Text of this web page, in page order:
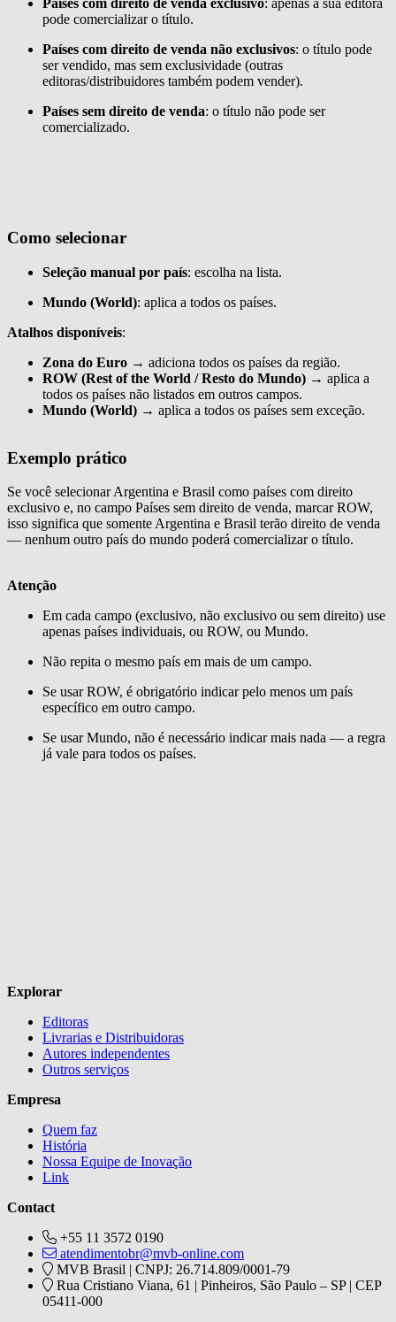
Países com direito de venda exclusivo: apenas a sua editora
pode comercializar o título.
Países com direito de venda não exclusivos: o título pode
ser vendido, mas sem exclusividade (outras
editoras/distribuidores também podem vender).
Países sem direito de venda: o título não pode ser
comercializado.
Como selecionar
Seleção manual por país: escolha na lista.
Mundo (World): aplica a todos os países.
Atalhos disponíveis:
Zona do Euro → adiciona todos os países da região.
ROW (Rest of the World / Resto do Mundo) → aplica a
todos os países não listados em outros campos.
Mundo (World) → aplica a todos os países sem exceção.
Exemplo prático
Se você selecionar Argentina e Brasil como países com direito
exclusivo e, no campo Países sem direito de venda, marcar ROW,
isso significa que somente Argentina e Brasil terão direito de venda
— nenhum outro país do mundo poderá comercializar o título.
Atenção
Em cada campo (exclusivo, não exclusivo ou sem direito) use
apenas países individuais, ou ROW, ou Mundo.
Não repita o mesmo país em mais de um campo.
Se usar ROW, é obrigatório indicar pelo menos um país
específico em outro campo.
Se usar Mundo, não é necessário indicar mais nada — a regra
já vale para todos os países.
Explorar
Editoras
Livrarias e Distribuidoras
Autores independentes
Outros serviços
Empresa
Quem faz
História
Nossa Equipe de Inovação
Link
Contact
+55 11 3572 0190
atendimentobr@mvb-online.com
MVB Brasil | CNPJ: 26.714.809/0001-79
Rua Cristiano Viana, 61 | Pinheiros, São Paulo – SP | CEP
05411-000